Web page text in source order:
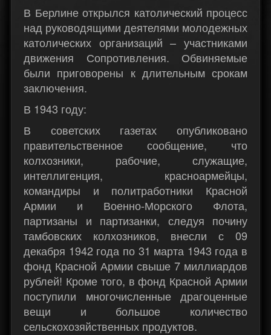
В Берлине открылся католический процесс
над руководящими деятелями молодежных
католических организаций – участниками
движения Сопротивления. Обвиняемые
были приговорены к длительным срокам
заключения.
В 1943 году:
В советских газетах опубликовано
правительственное сообщение, что
колхозники, рабочие, служащие,
интеллигенция, красноармейцы,
командиры и политработники Красной
Армии и Военно-Морского Флота,
партизаны и партизанки, следуя почину
тамбовских колхозников, внесли с 09
декабря 1942 года по 31 марта 1943 года в
фонд Красной Армии свыше 7 миллиардов
рублей! Кроме того, в фонд Красной Армии
поступили многочисленные драгоценные
вещи и большое количество
сельскохозяйственных продуктов.